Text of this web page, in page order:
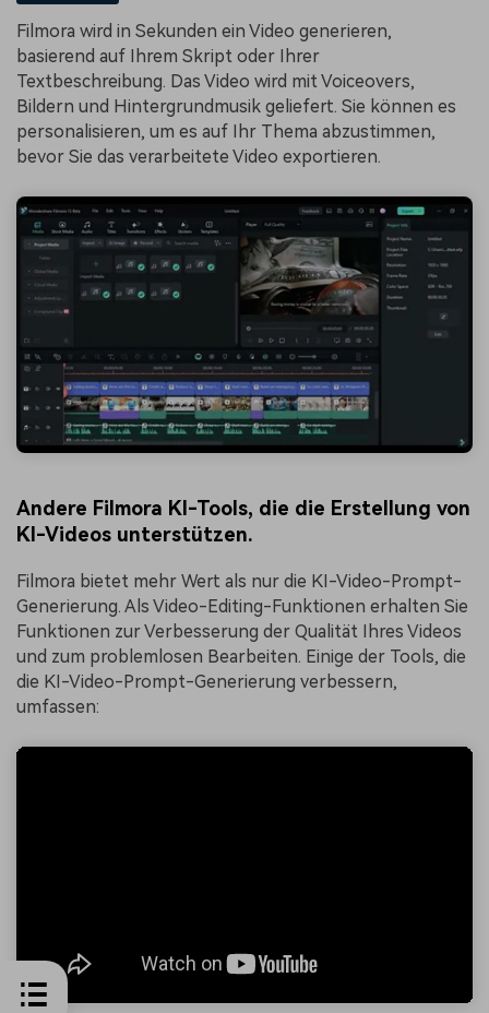
Filmora wird in Sekunden ein Video generieren,
basierend auf Ihrem Skript oder Ihrer
Textbeschreibung. Das Video wird mit Voiceovers,
Bildern und Hintergrundmusik geliefert. Sie können es
personalisieren, um es auf Ihr Thema abzustimmen,
bevor Sie das verarbeitete Video exportieren.
Andere Filmora KI-Tools, die die Erstellung von
KI-Videos unterstützen.
Filmora bietet mehr Wert als nur die KI-Video-Prompt-
Generierung. Als Video-Editing-Funktionen erhalten Sie
Funktionen zur Verbesserung der Qualität Ihres Videos
und zum problemlosen Bearbeiten. Einige der Tools, die
die KI-Video-Prompt-Generierung verbessern,
umfassen: